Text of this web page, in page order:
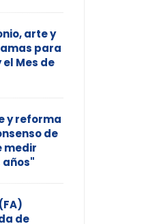
arte y
para
Mes de
y reforma
de
medir
años"
de